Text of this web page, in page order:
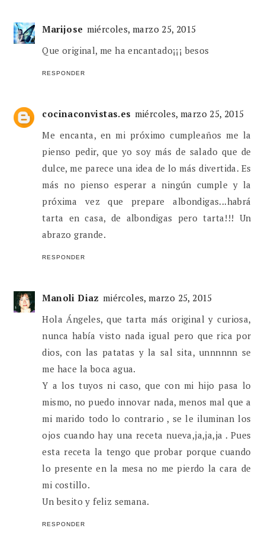
Marijose miércoles, marzo 25, 2015
Que original, me ha encantado¡¡¡ besos
RESPONDER
cocinaconvistas.es miércoles, marzo 25, 2015
Me encanta, en mi próximo cumpleaños me la
pienso pedir, que yo soy más de salado que de
dulce, me parece una idea de lo más divertida. Es
más no pienso esperar a ningún cumple y la
próxima vez que prepare albondigas...habrá
tarta en casa, de albondigas pero tarta!!! Un
abrazo grande.
RESPONDER
Manoli Diaz miércoles, marzo 25, 2015
Hola Ángeles, que tarta más original y curiosa,
nunca había visto nada igual pero que rica por
dios, con las patatas y la sal sita, unnnnnn se
me hace la boca agua.
Y a los tuyos ni caso, que con mi hijo pasa lo
mismo, no puedo innovar nada, menos mal que a
mi marido todo lo contrario , se le iluminan los
ojos cuando hay una receta nueva,ja,ja,ja . Pues
esta receta la tengo que probar porque cuando
lo presente en la mesa no me pierdo la cara de
mi costillo.
Un besito y feliz semana.
RESPONDER